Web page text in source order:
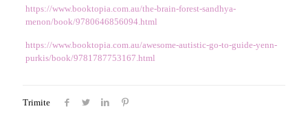
https://www.booktopia.com.au/the-brain-forest-sandhya-
menon/book/9780646856094.html
https://www.booktopia.com.au/awesome-autistic-go-to-guide-yenn-
purkis/book/9781787753167.html
Trimite